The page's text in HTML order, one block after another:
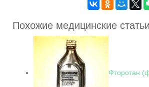
Похожие медицинские статьи
Фторотан